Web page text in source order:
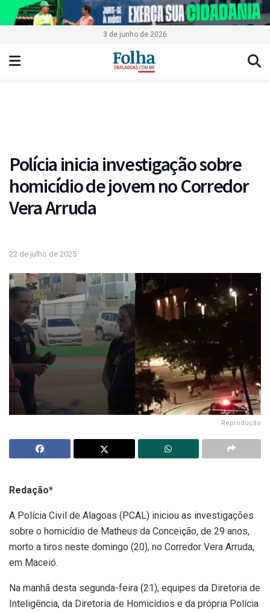
3 de junho de 2026
Polícia inicia investigação sobre
homicídio de jovem no Corredor
Vera Arruda
22 de julho de 2025
Reprodução
Redação*
A Polícia Civil de Alagoas (PCAL) iniciou as investigações
sobre o homicídio de Matheus da Conceição, de 29 anos,
morto a tiros neste domingo (20), no Corredor Vera Arruda,
em Maceió.
Na manhã desta segunda-feira (21), equipes da Diretoria de
Inteligência, da Diretoria de Homicídios e da própria Polícia